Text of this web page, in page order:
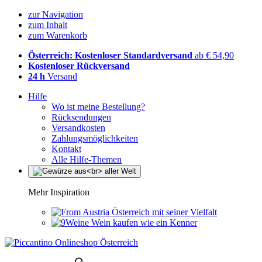
zur Navigation
zum Inhalt
zum Warenkorb
Österreich: Kostenloser Standardversand ab € 54,90
Kostenloser Rückversand
24 h Versand
Hilfe
Wo ist meine Bestellung?
Rücksendungen
Versandkosten
Zahlungsmöglichkeiten
Kontakt
Alle Hilfe-Themen
Mehr Inspiration
Österreich mit seiner Vielfalt
Wein kaufen wie ein Kenner